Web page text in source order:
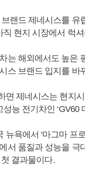
랜드 제네시스를 유
현지 시장에서 럭
는 해외에서도 높은
스 브랜드 입지를 바
면 제네시스는 현지
능 전기차인 ‘GV60
욕에서 ‘마그마 프
서 품질과 성능을
결과물이다.